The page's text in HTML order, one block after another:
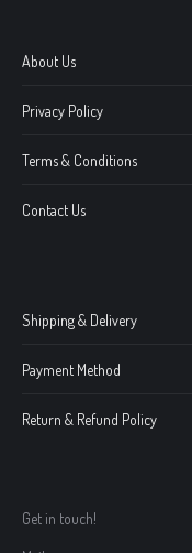
About Us
Privacy Policy
Terms & Conditions
Contact Us
Shipping & Delivery
Payment Method
Return & Refund Policy
Get in touch!